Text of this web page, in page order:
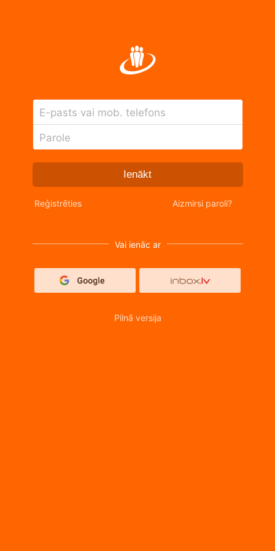
E-pasts vai mob. telefons
Parole
Ienākt
Reģistrēties Aizmirsi paroli?
Vai ienāc ar
Pilnā versija